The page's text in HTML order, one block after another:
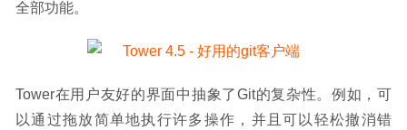
全部功能。
Tower在用户友好的界面中抽象了Git的复杂性。例如，可
以通过拖放简单地执行许多操作，并且可以轻松撤消错